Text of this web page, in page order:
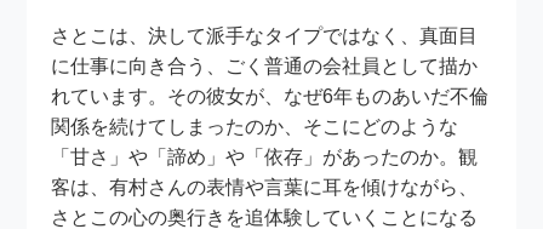
さとこは、決して派手なタイプではなく、真面目
に仕事に向き合う、ごく普通の会社員として描か
れています。その彼女が、なぜ6年ものあいだ不倫
関係を続けてしまったのか、そこにどのような
「甘さ」や「諦め」や「依存」があったのか。観
客は、有村さんの表情や言葉に耳を傾けながら、
さとこの心の奥行きを追体験していくことになる